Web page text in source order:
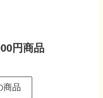
円商品
商品